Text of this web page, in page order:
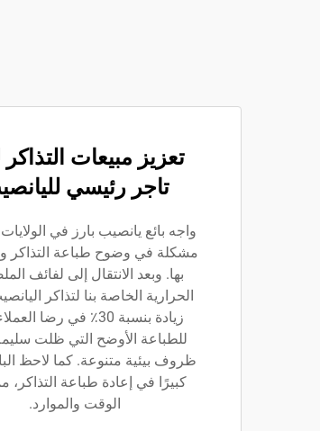
تعزيز مبيعات
تاجر رئيسي
واجه بائع يانصيب بارز في
مشكلة في وضوح طباعة التذاكر
بها. وبعد الانتقال إلى لفائف
الحرارية الخاصة بنا لتذاكر
زيادة بنسبة 30٪ في رضا
للطباعة الأوضح التي ظلت
ظروف بيئية متنوعة. كما لاحظ
كبيرًا في إعادة طباعة التذاكر،
الوقت والموارد.